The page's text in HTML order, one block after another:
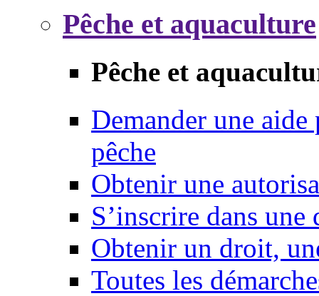
Pêche et aquaculture
Pêche et
Demander une
pêche
Obtenir une
S’inscrire dans une
Obtenir un droit,
Toutes les